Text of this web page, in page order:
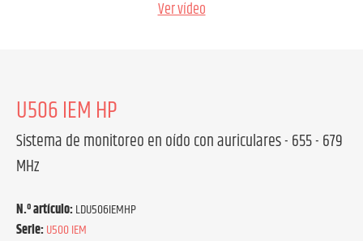
Ver vídeo
U506 IEM HP
Sistema de monitoreo en oído con auriculares - 655 - 679
MHz
N.º artículo:LDU506IEMHP
Serie:U500 IEM